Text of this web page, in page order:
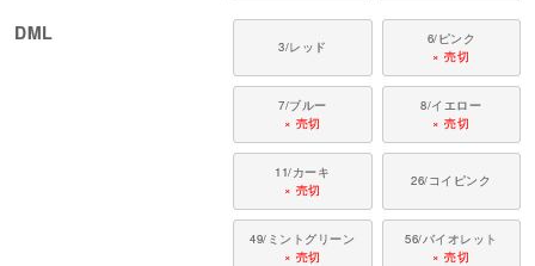
DML
3/レッド
6/ピンク
× 売切
7/ブルー
× 売切
8/イエロー
× 売切
11/カーキ
× 売切
26/コイピンク
49/ミントグリーン
× 売切
56/バイオレット
× 売切